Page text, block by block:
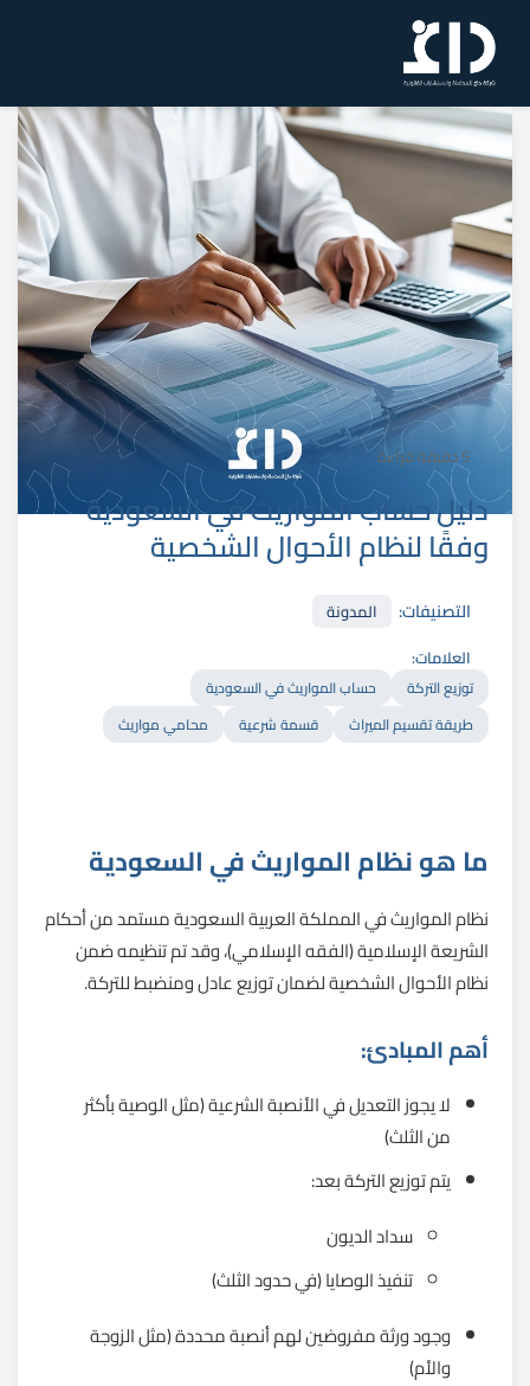
5 دقيقة قراءة
دليل حساب المواريث في السعودية
وفقًا لنظام الأحوال الشخصية
التصنيفات:
المدونة
العلامات:
توزيع التركة
حساب المواريث في السعودية
طريقة تقسيم الميراث
قسمة شرعية محامي مواريث
ما هو نظام المواريث في السعودية
نظام المواريث في المملكة العربية السعودية مستمد من أحكام
الشريعة الإسلامية (الفقه الإسلامي)، وقد تم تنظيمه ضمن
نظام الأحوال الشخصية لضمان توزيع عادل ومنضبط للتركة.
أهم المبادئ:
لا يجوز التعديل في الأنصبة الشرعية (مثل الوصية بأكثر
من الثلث)
يتم توزيع التركة بعد:
سداد الديون
تنفيذ الوصايا (في حدود الثلث)
وجود ورثة مفروضين لهم أنصبة محددة (مثل الزوجة
والأم)